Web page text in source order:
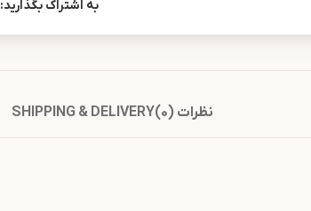
به اشتراک بگذارید:
نظرات (0) SHIPPING & DELIVERY